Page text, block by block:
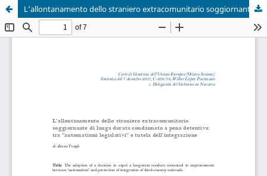
L’allontanamento dello straniero extracomunitario soggiornante di lunga durata condannato a pena detentiva: tra “automatismi legislativi” e tutela dell’integrazione